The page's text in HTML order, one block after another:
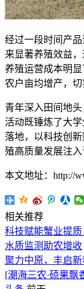
经过一段时间产
来显著养殖效益
养殖运营成本明
农户亩均增产，切
青年深入田间地
活动既锤炼了大
落地，以科技创
殖高质量发展注入
本文地址：http://
相关推荐
科技赋能蟹业提
水质监测助农增收
聚力中原，丰启
[潮海三农·硕果飘